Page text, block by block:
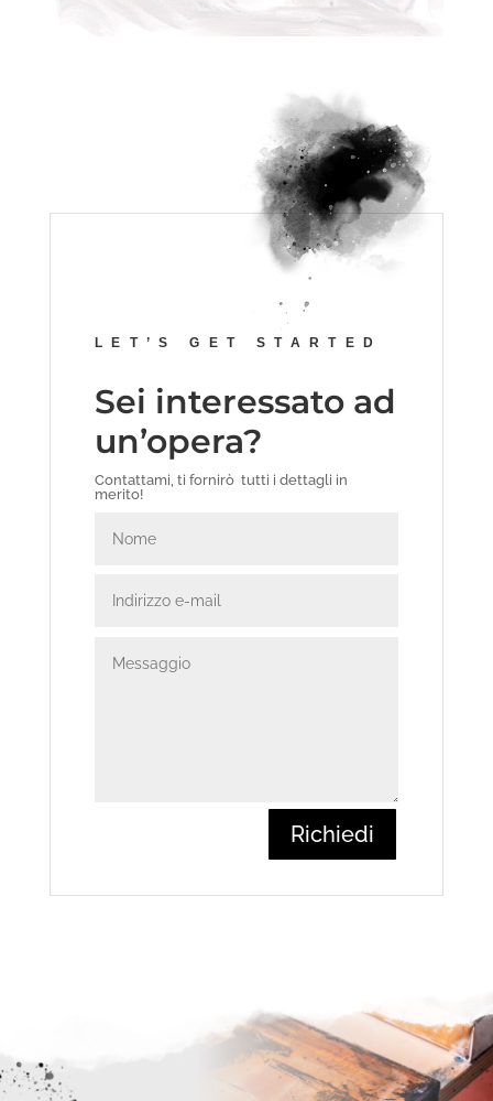
LET’S GET STARTED
Sei interessato ad
un’opera?
Contattami, ti fornirò tutti i dettagli in
merito!
Richiedi